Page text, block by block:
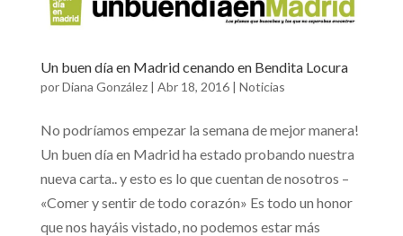
Un buen día en Madrid cenando en Bendita Locura
porDiana González| Abr 18, 2016| Noticias
No podríamos empezar la semana de mejor manera!
Un buen día en Madrid ha estado probando nuestra
nueva carta.. y esto es lo que cuentan de nosotros –
«Comer y sentir de todo corazón» Es todo un honor
que nos hayáis vistado, no podemos estar más